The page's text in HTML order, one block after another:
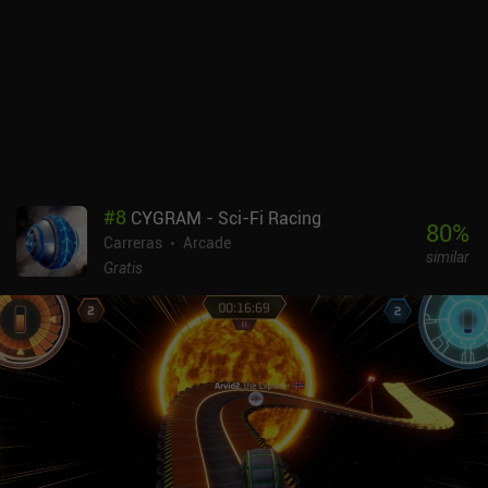
forma gratuita, se necesita mucho esfuerzo para ganar suficiente
dinero para desbloquearlos todos a través del juego.
Afortunadamente, no necesitamos los coches más sofisticados
para seguir disfrutando del juego.
#8 CYGRAM - Sci-Fi Racing
Carreras
Arcade
Gratis
80%
similar